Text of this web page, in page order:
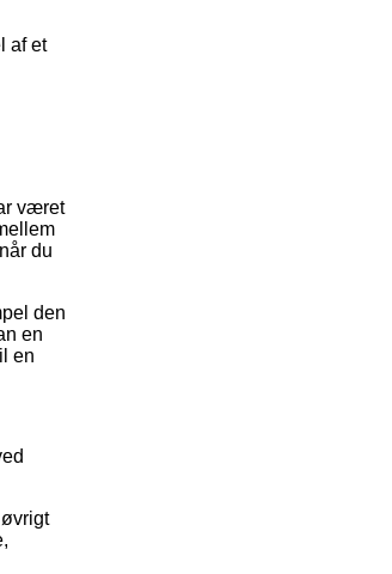
af et
været
du
den
en
en